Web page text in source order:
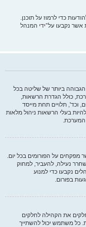
כדי לרמוז על תוכנן.
נקבעו על־ידי המנהל
ביותר של שליטה בכל
כולל הגדרת הרשאות,
וכד', תלויים תחת מייסד
בעלי הרשאות ניהול מלאות
המערכת.
על הפורומים בכל יום.
נעילה, להעביר, למחוק
נקבעו כדי למנוע
בפורום.
את הקהילה לחלקים
כל משתמש יכול להשתייך